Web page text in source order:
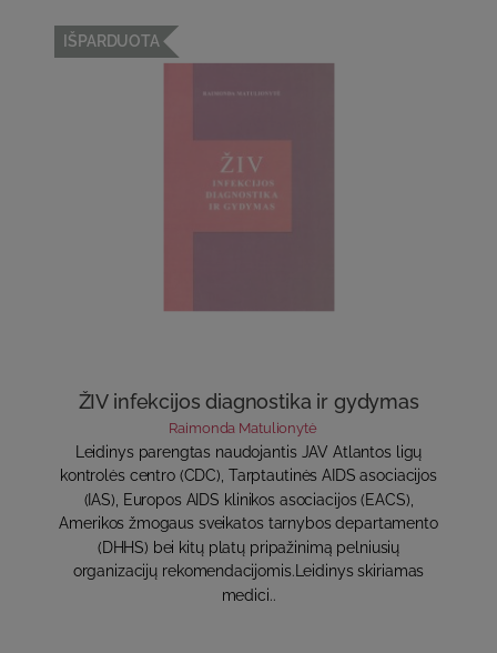
IŠPARDUOTA
ŽIV infekcijos diagnostika ir gydymas
Raimonda Matulionytė
Leidinys parengtas naudojantis JAV Atlantos ligų
kontrolės centro (CDC), Tarptautinės AIDS asociacijos
(IAS), Europos AIDS klinikos asociacijos (EACS),
Amerikos žmogaus sveikatos tarnybos departamento
(DHHS) bei kitų platų pripažinimą pelniusių
organizacijų rekomendacijomis.Leidinys skiriamas
medici..